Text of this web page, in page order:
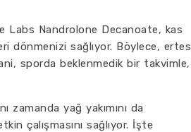
Labs Nandrolone Decanoate, kas
dönmenizi sağlıyor. Böylece,
sporda beklenmedik bir takvimle,
zamanda yağ yakımını da
çalışmasını sağlıyor. İşte